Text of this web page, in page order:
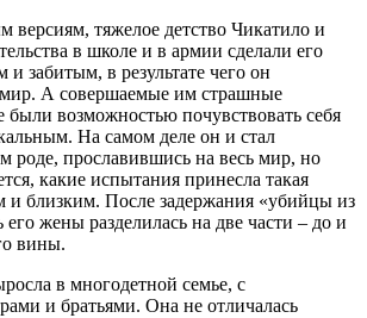
версиям, тяжелое детство Чикатило и
в школе и в армии сделали его
забитым, в результате чего он
мир. А совершаемые им страшные
были возможностью почувствовать себя
На самом деле он и стал
роде, прославившись на весь мир, но
какие испытания принесла такая
и близким. После задержания «убийцы из
жены разделилась на две части – до и
вины.
в многодетной семье, с
и братьями. Она не отличалась